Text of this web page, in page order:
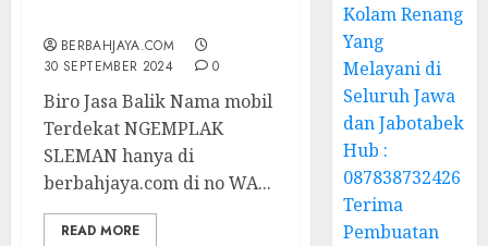
BERBAHJAYA.COM
30 SEPTEMBER 2024
0
Biro Jasa Balik Nama mobil
Terdekat NGEMPLAK
SLEMAN hanya di
berbahjaya.com di no WA...
READ MORE
Kolam Renang
Yang
Melayani di
Seluruh Jawa
dan Jabotabek
Hub :
087838732426
Terima
Pembuatan